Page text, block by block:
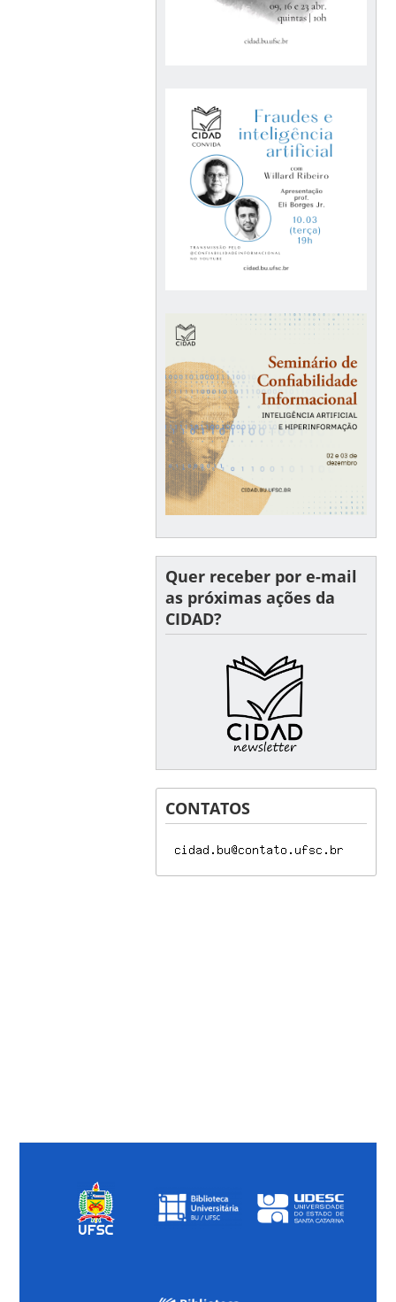
Quer receber por e-mail
as próximas ações da
CIDAD?
CONTATOS